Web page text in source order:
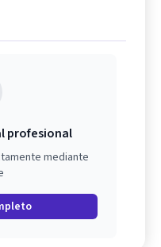
profesional
mediante